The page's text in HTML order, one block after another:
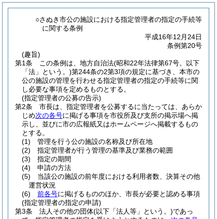
○さぬき市公の施設における指定管理者の指定の手続等
に関する条例
平成16年12月24日
条例第20号
(趣旨)
第1条
この条例は、地方自治法(昭和22年法律第67号。以下
「法」という。)第244条の2第3項の規定に基づき、本市の
公の施設の管理を行わせる指定管理者の指定の手続等に関
し必要な事項を定めるものとする。
(指定管理者の公募の告示)
第2条
市長は、指定管理者を公募するに当たっては、あらか
じめ次の各号に掲げる事項を市役所及び支所の掲示場へ掲
示し、並びに市の広報紙又はホームページへ掲載するもの
とする。
(1)
管理を行う公の施設の名称及び所在地
(2)
指定管理者が行う管理の基準及び業務の範囲
(3)
指定の期間
(4)
申請の方法
(5)
当該公の施設の前年度における利用者数、決算その他
運営状況
(6)
前各号に掲げるもののほか、市長が必要と認める事項
(指定管理者の指定の申請)
第3条
法人その他の団体(以下「法人等」という。)であっ